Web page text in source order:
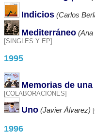
Indicios (Carlos
Mediterráneo (Ana
[SINGLES Y EP]
1995
Memorias de una
[COLABORACIONES]
Uno (Javier Álvarez)
1996